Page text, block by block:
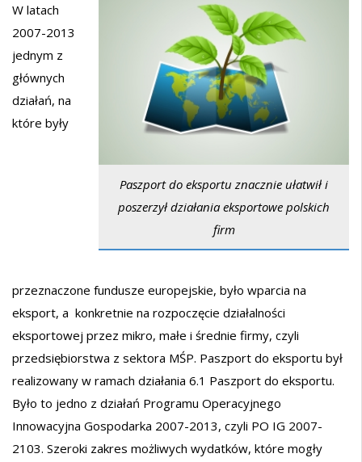
Paszport do eksportu znacznie ułatwił i
poszerzył działania eksportowe polskich
firm
W latach
2007-2013
jednym z
głównych
działań, na
które były
przeznaczone fundusze europejskie, było wparcia na
eksport, a konkretnie na rozpoczęcie działalności
eksportowej przez mikro, małe i średnie firmy, czyli
przedsiębiorstwa z sektora MŚP. Paszport do eksportu był
realizowany w ramach działania 6.1 Paszport do eksportu.
Było to jedno z działań Programu Operacyjnego
Innowacyjna Gospodarka 2007-2013, czyli PO IG 2007-
2103. Szeroki zakres możliwych wydatków, które mogły